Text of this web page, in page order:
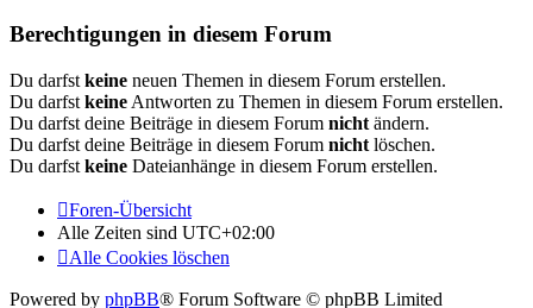
Berechtigungen in diesem Forum
Du darfst keine neuen Themen in diesem Forum erstellen.
Du darfst keine Antworten zu Themen in diesem Forum erstellen.
Du darfst deine Beiträge in diesem Forum nicht ändern.
Du darfst deine Beiträge in diesem Forum nicht löschen.
Du darfst keine Dateianhänge in diesem Forum erstellen.
Foren-Übersicht
Alle Zeiten sind UTC+02:00
Alle Cookies löschen
Powered by phpBB® Forum Software © phpBB Limited